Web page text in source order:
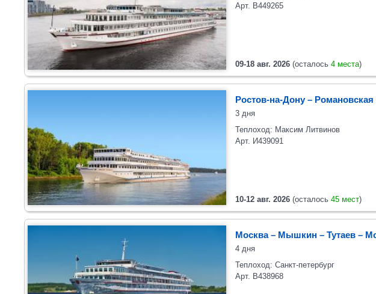
09-18 авг. 2026 (осталось 4 места)
Арт. В449265
Ростов-на-Дону –
3 дня
Теплоход: Максим Литвинов
10-12 авг. 2026 (осталось 45 мест)
Арт. И439091
Москва – Мышкин – Тутаев –
4 дня
Теплоход: Санкт-петербург
Арт. В438968